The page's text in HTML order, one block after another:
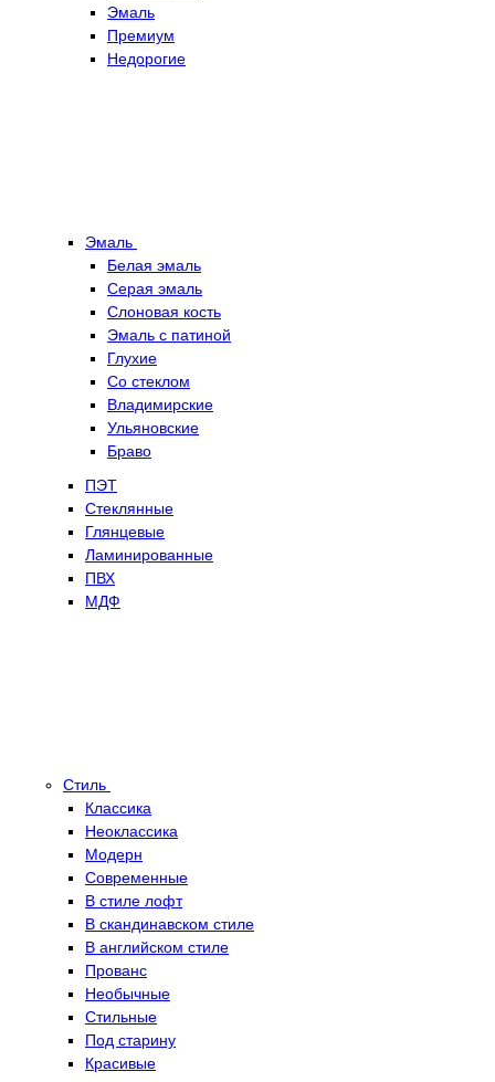
Эмаль
Премиум
Недорогие
Эмаль
Белая эмаль
Серая эмаль
Слоновая кость
Эмаль с патиной
Глухие
Со стеклом
Владимирские
Ульяновские
Браво
ПЭТ
Стеклянные
Глянцевые
Ламинированные
ПВХ
МДФ
Стиль
Классика
Неоклассика
Модерн
Современные
В стиле лофт
В скандинавском стиле
В английском стиле
Прованс
Необычные
Стильные
Под старину
Красивые